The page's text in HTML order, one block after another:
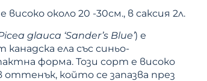
около 20 -30см., в саксия 2л.
glauca ‘Sander’s Blue’) е
ела със синьо-
форма. Този сорт е високо
оттенък, който се запазва през